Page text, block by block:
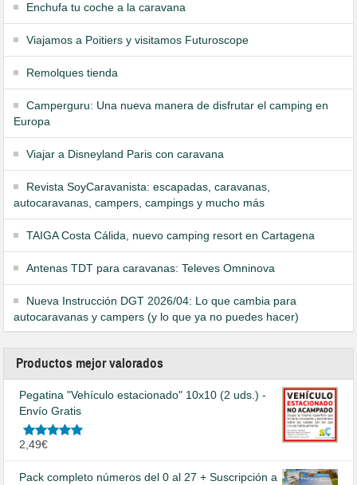
Enchufa tu coche a la caravana
Viajamos a Poitiers y visitamos Futuroscope
Remolques tienda
Camperguru: Una nueva manera de disfrutar el camping en
Europa
Viajar a Disneyland Paris con caravana
Revista SoyCaravanista: escapadas, caravanas,
autocaravanas, campers, campings y mucho más
TAIGA Costa Cálida, nuevo camping resort en Cartagena
Antenas TDT para caravanas: Televes Omninova
Nueva Instrucción DGT 2026/04: Lo que cambia para
autocaravanas y campers (y lo que ya no puedes hacer)
Productos mejor valorados
Pegatina "Vehículo estacionado" 10x10 (2 uds.) -
Envío Gratis
Valorado
2,49€
Pack completo números del 0 al 27 + Suscripción a